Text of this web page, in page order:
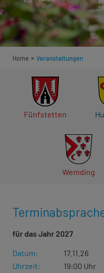
Home » Veranstaltungen
Fünfstetten
Wemding
für das Jahr 2027
Datum:
17.11.26
Uhrzeit:
19:00 Uhr